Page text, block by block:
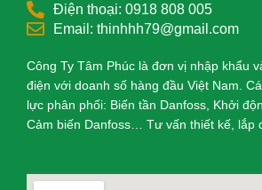
Điện thoại: 0918 808 005
Email: thinhhh79@gmail.com
Công Ty Tâm Phúc là đơn vị nhập khẩu
điện với doanh số hàng đầu Việt Nam.
lực phân phối: Biến tần Danfoss, Khởi
Cảm biến Danfoss… Tư vấn thiết kế, lắp